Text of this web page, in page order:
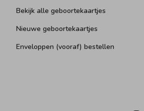
Bekijk alle geboortekaartjes
Nieuwe geboortekaartjes
Enveloppen (vooraf) bestellen